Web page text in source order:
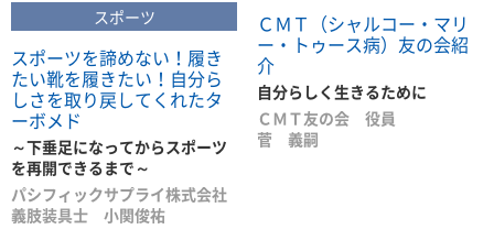
スポーツ
スポーツを諦めない！履き
たい靴を履きたい！自分ら
しさを取り戻してくれたタ
ーボメド
～下垂足になってからスポーツ
を再開できるまで～
パシフィックサプライ株式会社
義肢装具士 小関俊祐
ＣＭＴ（シャルコー・マリ
ー・トゥース病）友の会紹
介
自分らしく生きるために
ＣＭＴ友の会 役員
菅 義嗣